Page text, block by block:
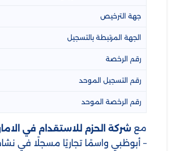
جهة الترخيص
الجهة المرتبطة بالتسجيل
رقم الرخصة
رقم التسجيل الموحد
رقم الرخصة الموحد
مع شركة الحزم للاستقدام في
– أبوظبي واسمًا تجاريًا مسجلًا في